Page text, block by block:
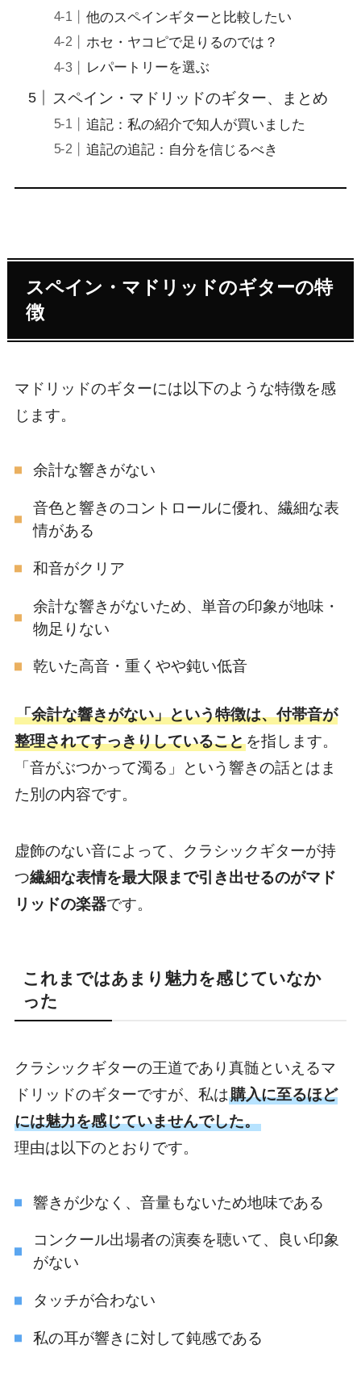
他のスペインギターと比較したい
ホセ・ヤコピで足りるのでは？
レパートリーを選ぶ
スペイン・マドリッドのギター、まとめ
追記：私の紹介で知人が買いました
追記の追記：自分を信じるべき
スペイン・マドリッドのギターの特
徴
マドリッドのギターには以下のような特徴を感
じます。
余計な響きがない
音色と響きのコントロールに優れ、繊細な表
情がある
和音がクリア
余計な響きがないため、単音の印象が地味・
物足りない
乾いた高音・重くやや鈍い低音
「余計な響きがない」という特徴は、付帯音が
整理されてすっきりしていることを指します。
「音がぶつかって濁る」という響きの話とはま
た別の内容です。
虚飾のない音によって、クラシックギターが持
つ繊細な表情を最大限まで引き出せるのがマド
リッドの楽器です。
これまではあまり魅力を感じていなか
った
クラシックギターの王道であり真髄といえるマ
ドリッドのギターですが、私は購入に至るほど
には魅力を感じていませんでした。
理由は以下のとおりです。
響きが少なく、音量もないため地味である
コンクール出場者の演奏を聴いて、良い印象
がない
タッチが合わない
私の耳が響きに対して鈍感である